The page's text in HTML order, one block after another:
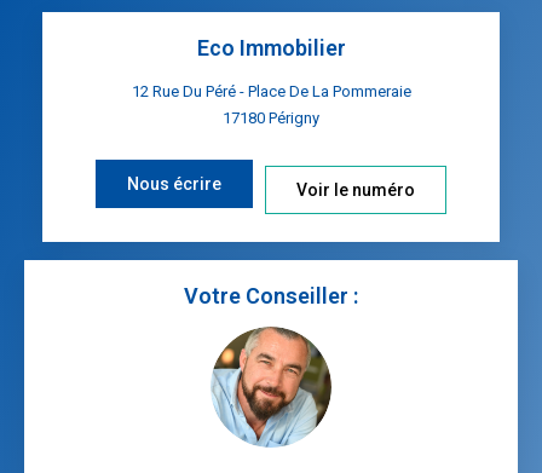
Eco Immobilier
12 Rue Du Péré - Place De La Pommeraie
17180 Périgny
Nous écrire Voir le numéro
Votre Conseiller :